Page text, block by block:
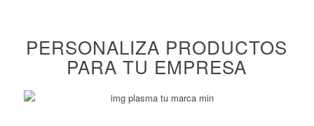
PERSONALIZA PRODUCTOS
PARA TU EMPRESA